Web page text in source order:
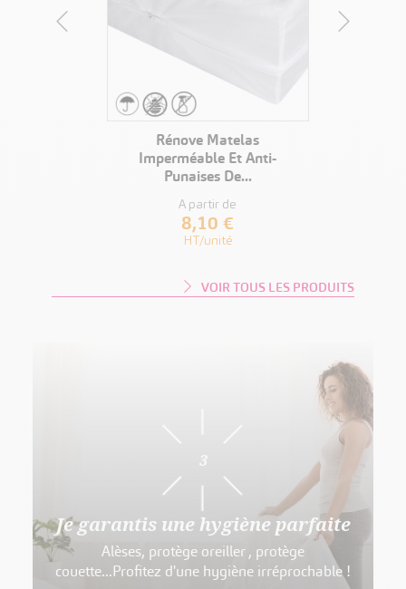
VOIR LE PRODUIT
Rénove Matelas
Imperméable Et Anti-
Punaises De...
A partir de
8,10 €
HT/unité
VOIR TOUS LES PRODUITS
3
Je garantis une hygiène parfaite
Alèses, protège oreiller , protège
couette...Profitez d'une hygiène irréprochable !